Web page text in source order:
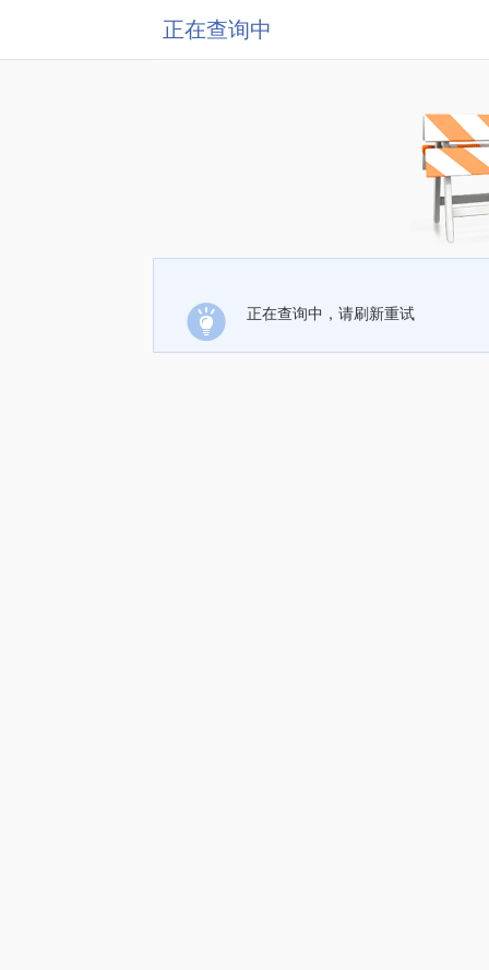
正在查询中
正在查询中，请刷新重试